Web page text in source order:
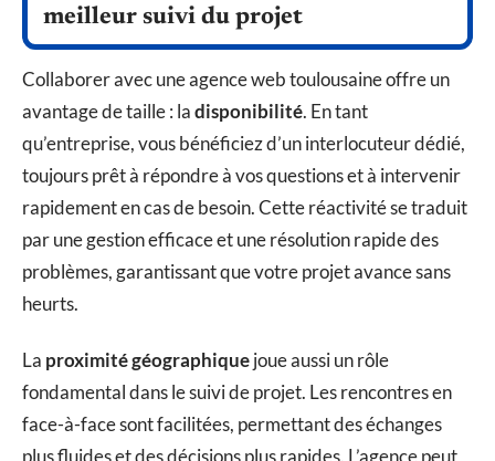
meilleur suivi du projet
Collaborer avec une agence web toulousaine offre un
avantage de taille : ladisponibilité. En tant
qu’entreprise, vous bénéficiez d’un interlocuteur dédié,
toujours prêt à répondre à vos questions et à intervenir
rapidement en cas de besoin. Cette réactivité se traduit
par une gestion efficace et une résolution rapide des
problèmes, garantissant que votre projet avance sans
heurts.
La proximité géographiquejoue aussi un rôle
fondamental dans le suivi de projet. Les rencontres en
face-à-face sont facilitées, permettant des échanges